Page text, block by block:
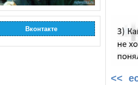
Вконтакте
<<